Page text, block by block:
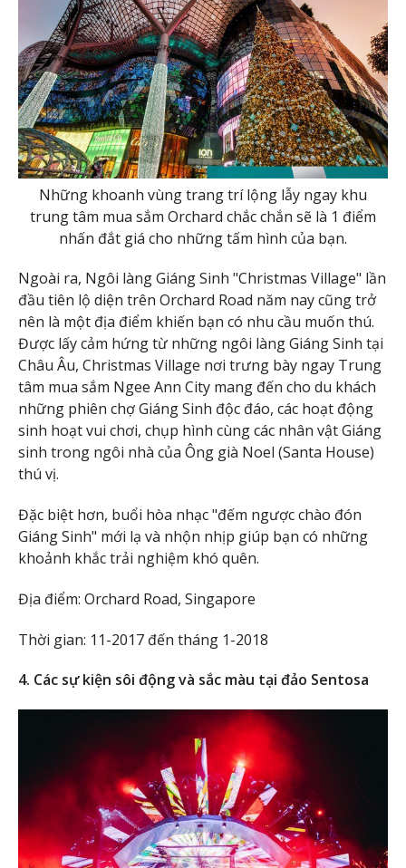
Những khoanh vùng trang trí lộng lẫy ngay khu
trung tâm mua sắm Orchard chắc chắn sẽ là 1 điểm
nhấn đắt giá cho những tấm hình của bạn.
Ngoài ra, Ngôi làng Giáng Sinh "Christmas Village" lần
đầu tiên lộ diện trên Orchard Road năm nay cũng trở
nên là một địa điểm khiến bạn có nhu cầu muốn thú.
Được lấy cảm hứng từ những ngôi làng Giáng Sinh tại
Châu Âu, Christmas Village nơi trưng bày ngay Trung
tâm mua sắm Ngee Ann City mang đến cho du khách
những phiên chợ Giáng Sinh độc đáo, các hoạt động
sinh hoạt vui chơi, chụp hình cùng các nhân vật Giáng
sinh trong ngôi nhà của Ông già Noel (Santa House)
thú vị.
Đặc biệt hơn, buổi hòa nhạc "đếm ngược chào đón
Giáng Sinh" mới lạ và nhộn nhịp giúp bạn có những
khoảnh khắc trải nghiệm khó quên.
Địa điểm: Orchard Road, Singapore
Thời gian: 11-2017 đến tháng 1-2018
4. Các sự kiện sôi động và sắc màu tại đảo Sentosa